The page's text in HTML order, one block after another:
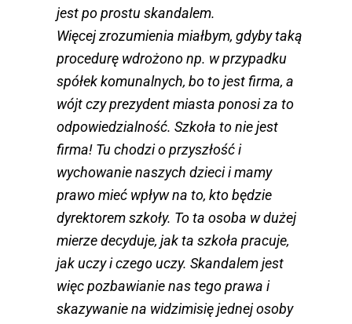
jest po prostu skandalem.
Więcej zrozumienia miałbym, gdyby taką
procedurę wdrożono np. w przypadku
spółek komunalnych, bo to jest firma, a
wójt czy prezydent miasta ponosi za to
odpowiedzialność. Szkoła to nie jest
firma! Tu chodzi o przyszłość i
wychowanie naszych dzieci i mamy
prawo mieć wpływ na to, kto będzie
dyrektorem szkoły. To ta osoba w dużej
mierze decyduje, jak ta szkoła pracuje,
jak uczy i czego uczy. Skandalem jest
więc pozbawianie nas tego prawa i
skazywanie na widzimisię jednej osoby